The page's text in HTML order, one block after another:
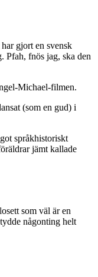
gjort en svensk
Pfah, fnös jag, ska den
Michael-filmen.
(som en gud) i
språkhistoriskt
jämt kallade
som väl är en
någonting helt